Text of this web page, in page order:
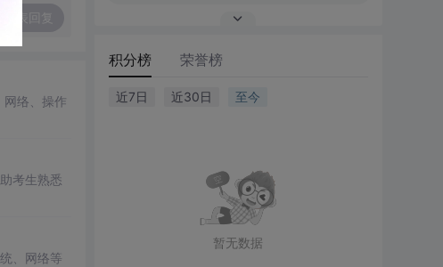
网络、操作
考生熟悉
、网络等
积分榜 荣誉榜
近7日 近30日 至今
暂无数据